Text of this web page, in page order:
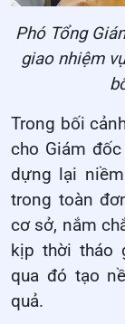
Phó Tổng
giao nhiệm
Trong bối
cho Giám
dựng lại
trong toàn
cơ sở, nắm
kịp thời tháo
qua đó tạo
quả.